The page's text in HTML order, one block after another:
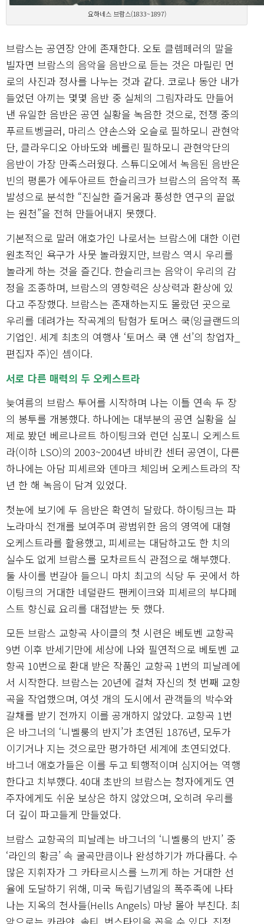
요하네스 브람스(1833~1897)
브람스는 공연장 안에 존재한다. 오토 클렘페러의 말을
빌자면 브람스의 음악을 음반으로 듣는 것은 마릴린 먼
로의 사진과 정사를 나누는 것과 같다. 코로나 동안 내가
들었던 아끼는 몇몇 음반 중 실체의 그림자라도 만들어
낸 유일한 음반은 공연 실황을 녹음한 것으로, 전쟁 중의
푸르트벵글러, 마리스 얀손스와 오슬로 필하모니 관현악
단, 클라우디오 아바도와 베를린 필하모니 관현악단의
음반이 가장 만족스러웠다. 스튜디오에서 녹음된 음반은
빈의 평론가 에두아르트 한슬리크가 브람스의 음악적 폭
발성으로 분석한 “진실한 즐거움과 풍성한 연구의 끝없
는 원천”을 전혀 만들어내지 못했다.
기본적으로 말러 애호가인 나로서는 브람스에 대한 이런
원초적인 욕구가 사뭇 놀라웠지만, 브람스 역시 우리를
놀라게 하는 것을 즐긴다. 한슬리크는 음악이 우리의 감
정을 조종하며, 브람스의 영향력은 상상력과 환상에 있
다고 주장했다. 브람스는 존재하는지도 몰랐던 곳으로
우리를 데려가는 작곡계의 탐험가 토머스 쿡(잉글랜드의
기업인. 세계 최초의 여행사 ‘토머스 쿡 앤 선’의 창업자_
편집자 주)인 셈이다.
서로 다른 매력의 두 오케스트라
늦여름의 브람스 투어를 시작하며 나는 이틀 연속 두 장
의 봉투를 개봉했다. 하나에는 대부분의 공연 실황을 실
제로 봤던 베르나르트 하이팅크와 런던 심포니 오케스트
라(이하 LSO)의 2003~2004년 바비칸 센터 공연이, 다른
하나에는 아담 피셰르와 덴마크 체임버 오케스트라의 작
년 한 해 녹음이 담겨 있었다.
첫눈에 보기에 두 음반은 확연히 달랐다. 하이팅크는 파
노라마식 전개를 보여주며 광범위한 음의 영역에 대형
오케스트라를 활용했고, 피셰르는 대담하고도 한 치의
실수도 없게 브람스를 모차르트식 관점으로 해부했다.
둘 사이를 번갈아 들으니 마치 최고의 식당 두 곳에서 하
이팅크의 거대한 네덜란드 팬케이크와 피셰르의 부다페
스트 향신료 요리를 대접받는 듯 했다.
모든 브람스 교향곡 사이클의 첫 시련은 베토벤 교향곡
9번 이후 반세기만에 세상에 나와 필연적으로 베토벤 교
향곡 10번으로 환대 받은 작품인 교향곡 1번의 피날레에
서 시작한다. 브람스는 20년에 걸쳐 자신의 첫 번째 교향
곡을 작업했으며, 여섯 개의 도시에서 관객들의 박수와
갈채를 받기 전까지 이를 공개하지 않았다. 교향곡 1번
은 바그너의 ‘니벨룽의 반지’가 초연된 1876년, 모두가
이기거나 지는 것으로만 평가하던 세계에 초연되었다.
바그너 애호가들은 이를 두고 퇴행적이며 심지어는 역행
한다고 치부했다. 40대 초반의 브람스는 청자에게도 연
주자에게도 쉬운 보상은 하지 않았으며, 오히려 우리를
더 깊이 파고들게 만들었다.
브람스 교향곡의 피날레는 바그너의 ‘니벨룽의 반지’ 중
‘라인의 황금’ 속 굴곡만큼이나 완성하기가 까다롭다. 수
많은 지휘자가 그 카타르시스를 느끼게 하는 거대한 선
율에 도달하기 위해, 미국 독립기념일의 폭주족에 나타
나는 지옥의 천사들(Hells Angels) 마냥 몰아 부친다. 최